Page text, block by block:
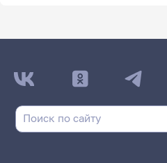
ДАТА ПОСЛЕДНЕГО
НЕ
Заочная форма